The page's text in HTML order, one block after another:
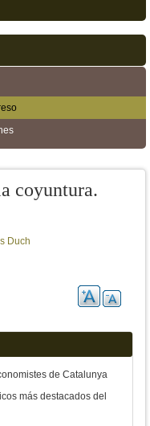
coyuntura.
Duch
de Catalunya
más destacados del